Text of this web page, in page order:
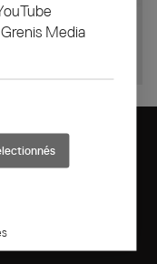
Grenis Media
joints